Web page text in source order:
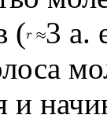
(
3 а.
и